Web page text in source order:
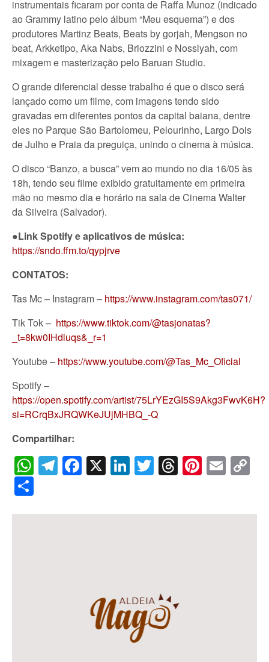
instrumentais ficaram por conta de Raffa Munoz (indicado
ao Grammy latino pelo álbum “Meu esquema”) e dos
produtores Martinz Beats, Beats by gorjah, Mengson no
beat, Arkketipo, Aka Nabs, Briozzini e Nosslyah, com
mixagem e masterização pelo Baruan Studio.
O grande diferencial desse trabalho é que o disco será
lançado como um filme, com imagens tendo sido
gravadas em diferentes pontos da capital baiana, dentre
eles no Parque São Bartolomeu, Pelourinho, Largo Dois
de Julho e Praia da preguiça, unindo o cinema à música.
O disco “Banzo, a busca” vem ao mundo no dia 16/05 às
18h, tendo seu filme exibido gratuitamente em primeira
mão no mesmo dia e horário na sala de Cinema Walter
da Silveira (Salvador).
●Link Spotify e aplicativos de música:
https://sndo.ffm.to/qypjrve
CONTATOS:
Tas Mc – Instagram – https://www.instagram.com/tas071/
Tik Tok – https://www.tiktok.com/@tasjonatas?
_t=8kw0IHdluqs&_r=1
Youtube – https://www.youtube.com/@Tas_Mc_Oficial
Spotify –
https://open.spotify.com/artist/75LrYEzGI5S9Akg3FwvK6H?
si=RCrqBxJRQWKeJUjMHBQ_-Q
Compartilhar:
WhatsApp
Telegram
Facebook
X LinkedIn
Twitter
Threads